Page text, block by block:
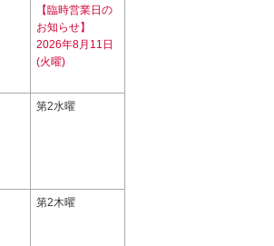
【臨時営業日の
お知らせ】
2026年8月11日
(火曜)
第2水曜
第2木曜